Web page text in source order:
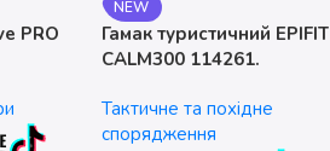
PRO
NEW
Гамак туристичний EPIFIT
CALM300 114261.
Тактичне та похідне
спорядження